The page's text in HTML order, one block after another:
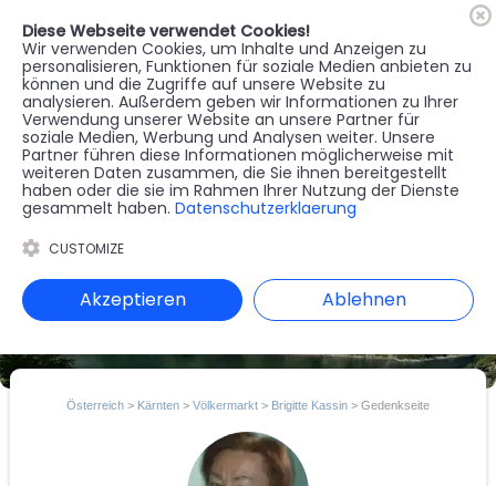
MENU
🇦🇹 Register
Österreich> Kärnten> Völkermarkt> Brigitte Kassin> Gedenkseite
Diese Webseite verwendet Cookies!
Wir verwenden Cookies, um Inhalte und Anzeigen zu
personalisieren, Funktionen für soziale Medien anbieten zu
können und die Zugriffe auf unsere Website zu
analysieren. Außerdem geben wir Informationen zu Ihrer
Verwendung unserer Website an unsere Partner für
soziale Medien, Werbung und Analysen weiter. Unsere
Partner führen diese Informationen möglicherweise mit
weiteren Daten zusammen, die Sie ihnen bereitgestellt
haben oder die sie im Rahmen Ihrer Nutzung der Dienste
gesammelt haben. Datenschutzerklaerung
CUSTOMIZE
Akzeptieren Ablehnen